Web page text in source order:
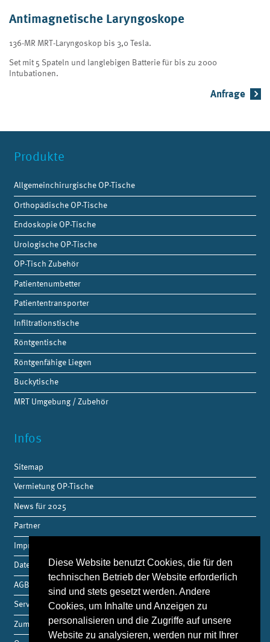
Diese Website benutzt Cookies, die für den
technischen Betrieb der Website erforderlich
sind und stets gesetzt werden. Andere
Cookies, um Inhalte und Anzeigen zu
personalisieren und die Zugriffe auf unsere
Website zu analysieren, werden nur mit Ihrer
Antimagnetische Laryngoskope
136-MR MRT-Laryngoskop bis 3,0 Tesla.
Set mit 5 Spateln und langlebigen Batterie für bis zu 2000
Intubationen.
Anfrage
Produkte
Allgemeinchirurgische OP-Tische
Orthopädische OP-Tische
Endoskopie OP-Tische
Urologische OP-Tische
OP-Tisch Zubehör
Patientenumbetter
Patiententransporter
Infiltrationstische
Röntgentische
Röntgenfähige Liegen
Buckytische
MRT Umgebung / Zubehör
Infos
Sitemap
Vermietung OP-Tische
News für 2025
Partner
Impressum
Datenschutz
AGB
Service
Zum Shop